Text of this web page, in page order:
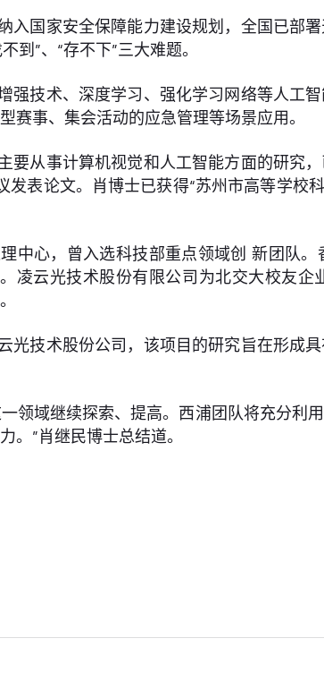
入国家安全保障能力建设规划，全国已部
到”、“存不下”三大难题。
强技术、深度学习、强化学习网络等人工
赛事、集会活动的应急管理等场景应用。
要从事计算机视觉和人工智能方面的研究
发表论文。肖博士已获得“苏州市高等学校
中心，曾入选科技部重点领域创 新团队
凌云光技术股份有限公司为北交大校友
光技术股份公司，该项目的研究旨在形成
领域继续探索、提高。西浦团队将充分利
。”肖继民博士总结道。